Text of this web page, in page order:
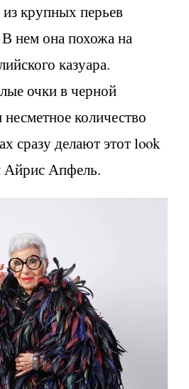
крупных перьев
В нем она похожа на
казуара.
очки в черной
количество
сразу делают этот look
Айрис Апфель.